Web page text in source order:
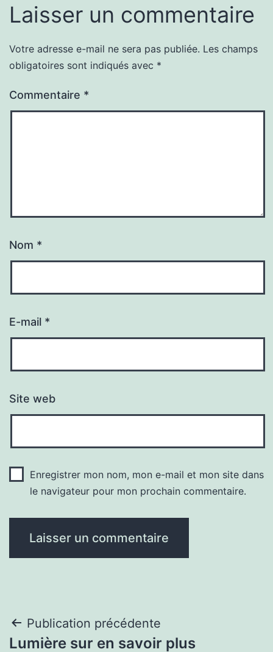
Laisser un commentaire
Votre adresse e-mail ne sera pas publiée. Les champs
obligatoires sont indiqués avec *
Commentaire *
Nom *
E-mail *
Site web
Enregistrer mon nom, mon e-mail et mon site dans
le navigateur pour mon prochain commentaire.
Navigation
Publication précédente
Lumière sur en savoir plus